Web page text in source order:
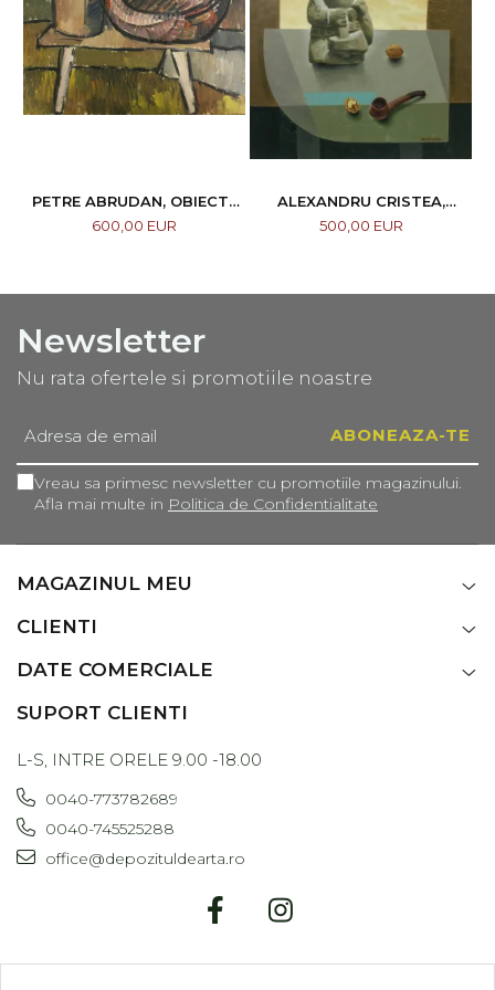
PETRE ABRUDAN, OBIECTE
CASNICE, 1967
600,00 EUR
ALEXANDRU CRISTEA,
COMPOZIȚIE
500,00 EUR
Newsletter
Nu rata ofertele si promotiile noastre
Vreau sa primesc newsletter cu promotiile magazinului.
Afla mai multe in Politica de Confidentialitate
MAGAZINUL MEU
CLIENTI
DATE COMERCIALE
SUPORT CLIENTI
L-S, INTRE ORELE 9.00 -18.00
0040-773782689
0040-745525288
office@depozituldearta.ro